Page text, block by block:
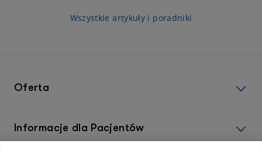
owadów nie powinno być bagatelizowane,
zwłaszcza jeśli po użądleniu pojawiają się
Wszystkie artykuły i poradniki
Oferta
Informacje dla Pacjentów